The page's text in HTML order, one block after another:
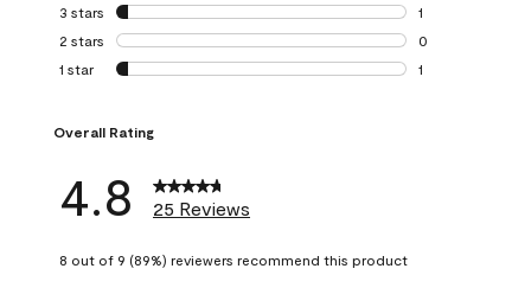
0 reviews with 4
3 stars stars
1
1 review with 3
2 stars stars
0
0 reviews with 2
1 star stars
1
Overall Rating
4.8 25 Reviews
8 out of 9 (89%) reviewers recommend this product